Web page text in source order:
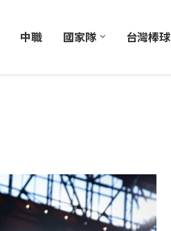
中職 國家隊 台灣棒球